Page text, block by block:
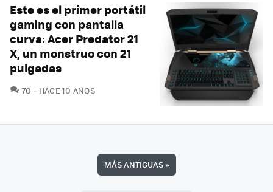
Este es el primer portátil
gaming con pantalla
curva: Acer Predator 21
X, un monstruo con 21
pulgadas
70 COMENTARIOS
HACE 10 AÑOS
MÁS ANTIGUAS»